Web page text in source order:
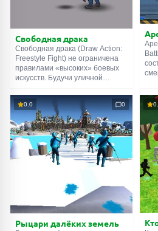
Свободная драка
Свободная драка (Draw Action:
Freestyle Fight) не ограничена
правилами «высоких» боевых
искусств. Будучи уличной
а затем перекидывается на
соперников. Исход боя зависит
от скорости и, как ни странно,
фантазии. Рисуйте линии от
вашего бойца, чтобы указать
направление для атаки, прыжка
или уклонения. Удачи!
0.0 0
Рыцари далёких земель